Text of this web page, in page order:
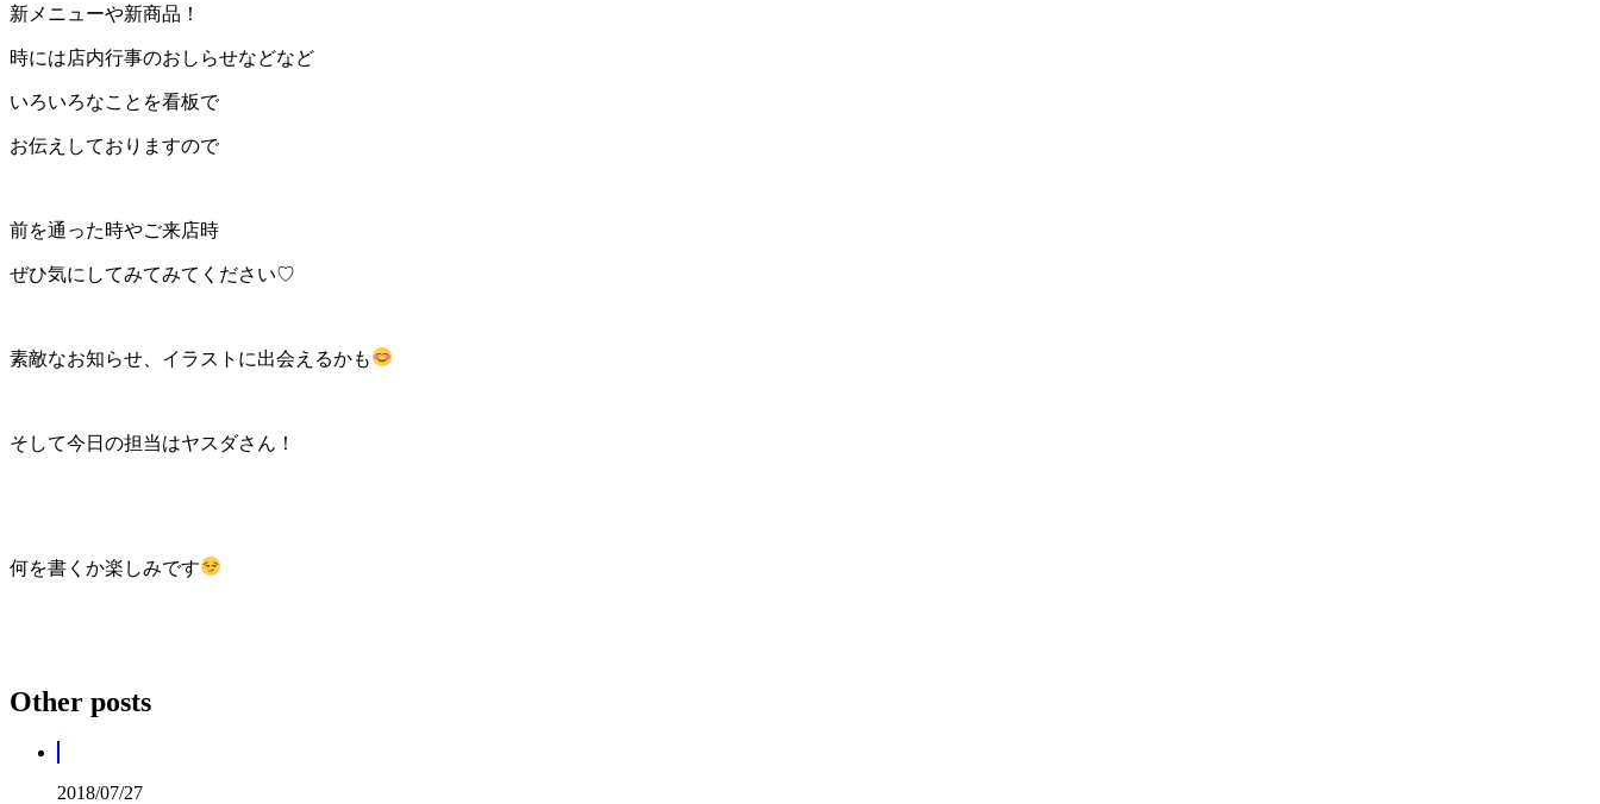
新メニューや新商品！
時には店内行事のおしらせなどなど
いろいろなことを看板で
お伝えしておりますので
前を通った時やご来店時
ぜひ気にしてみてみてください♡
素敵なお知らせ、イラストに出会えるかも
そして今日の担当はヤスダさん！
何を書くか楽しみです
Other posts
2018/07/27